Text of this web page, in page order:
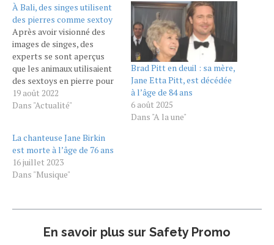
À Bali, des singes utilisent
des pierres comme sextoy
Après avoir visionné des
images de singes, des
experts se sont aperçus
que les animaux utilisaient
des sextoys en pierre pour
se masturber. Les singes
de Bali sont parmi les plus
viennent les observer
chaque année dans leur
milieu naturel. Pourtant,
certains spectateurs
19 août 2022
Dans "Actualité"
Brad Pitt en deuil : sa mère,
Jane Etta Pitt, est décédée
à l’âge de 84 ans
6 août 2025
Dans "A la une"
La chanteuse Jane Birkin
est morte à l’âge de 76 ans
16 juillet 2023
Dans "Musique"
En savoir plus sur Safety Promo